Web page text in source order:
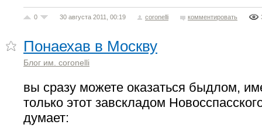
0 30 августа 2011, 00:19 coronelli комментировать
Понаехав в Москву
Блог им. coronelli
вы сразу можете оказаться быдлом,
только этот завскладом
думает: